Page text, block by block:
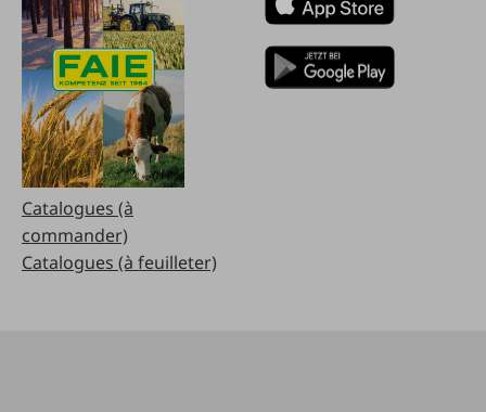
Catalogues (à
commander)
Catalogues (à feuilleter)